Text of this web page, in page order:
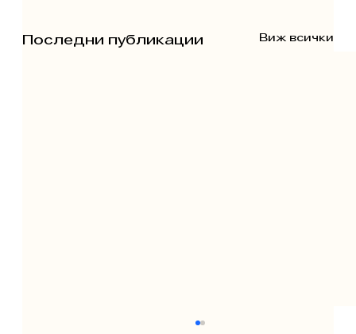
Последни публикации Виж всички